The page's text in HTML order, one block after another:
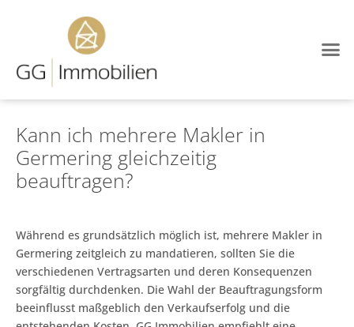
Kann ich mehrere Makler in
Germering gleichzeitig
beauftragen?
Während es grundsätzlich möglich ist, mehrere Makler in
Germering zeitgleich zu mandatieren, sollten Sie die
verschiedenen Vertragsarten und deren Konsequenzen
sorgfältig durchdenken. Die Wahl der Beauftragungsform
beeinflusst maßgeblich den Verkaufserfolg und die